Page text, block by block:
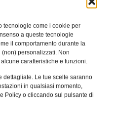
tecnologie come i cookie per
a queste tecnologie
il comportamento durante la
personalizzati. Non
caratteristiche e funzioni.
dettagliate. Le tue scelte saranno
in qualsiasi momento,
Policy o cliccando sul pulsante di